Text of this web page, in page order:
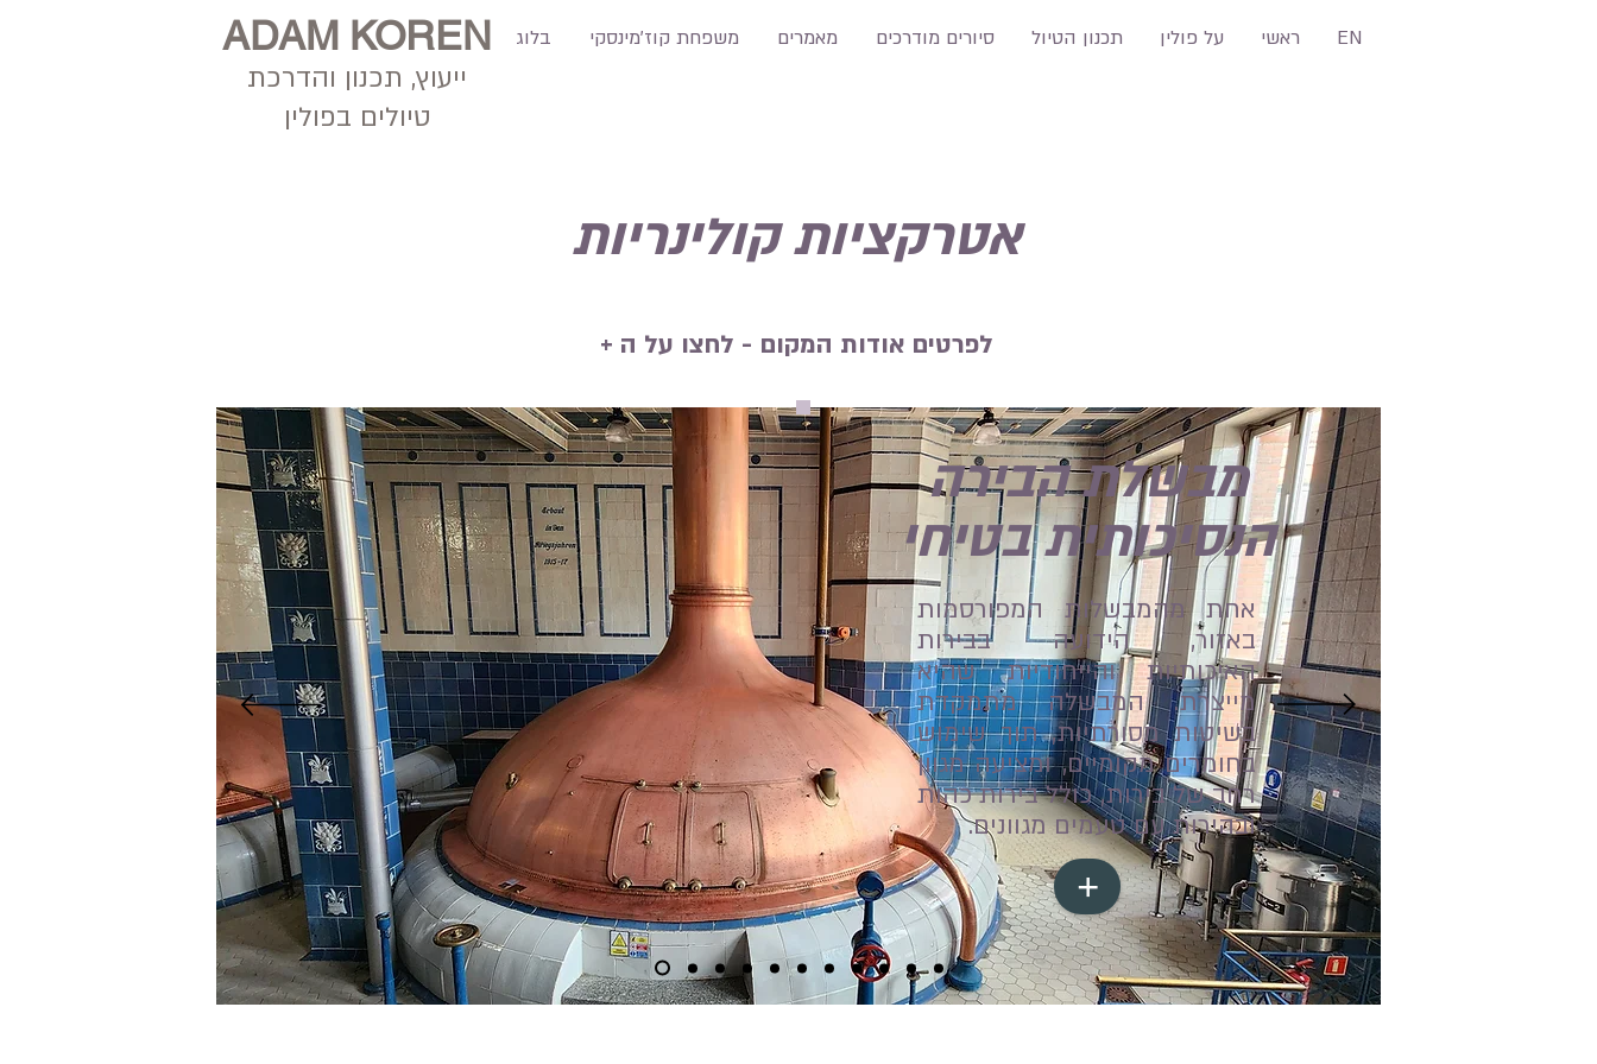
ADAM KOREN
ייעוץ, תכנון והדרכת
טיולים בפולין
בלוג משפחת קוז'מינסקי מאמרים סיורים מודרכים תכנון הטיול על פולין ראשי EN
אטרקציות קולינריות
לפרטים אודות המקום - לחצו על ה +
מבשלת הבירה
הנסיכותית בטיחי
אחת מהמבשלות המפורסמות
באזור, הידועה בבירות
האיכותיות והייחודיות שהיא
מייצרת. המבשלה מתמקדת
בשיטות מסורתיות, תוך שימוש
בחומרים מקומיים, ומציעה מגוון
רחב של בירות, כולל בירות כהות
ובהירות עם טעמים מגוונים.
+